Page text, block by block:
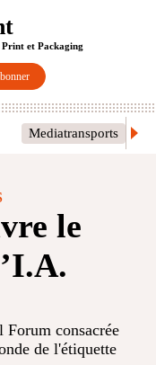
Print et Packaging
Mediatransports
le
Forum consacrée
de l'étiquette